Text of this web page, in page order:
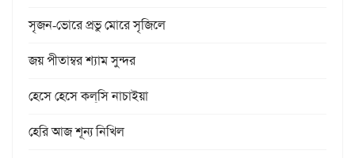
সৃজন-ভোরে প্রভু মোরে সৃজিলে
জয় পীতাম্বর শ্যাম সুন্দর
হেসে হেসে কল্‌সি নাচাইয়া
হেরি আজ শূন্য নিখিল